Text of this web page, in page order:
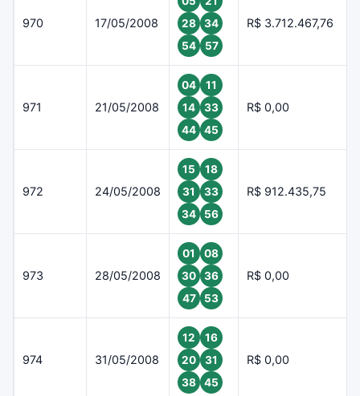
970 17/05/2008
28
34
54
57
R$ 3.712.467,76
971 21/05/2008
04
11
14
33
44
45
R$ 0,00
972 24/05/2008
15
18
31
33
34
56
R$ 912.435,75
973 28/05/2008
01
08
30
36
47
53
R$ 0,00
974 31/05/2008
12
16
20
31
38
45
R$ 0,00